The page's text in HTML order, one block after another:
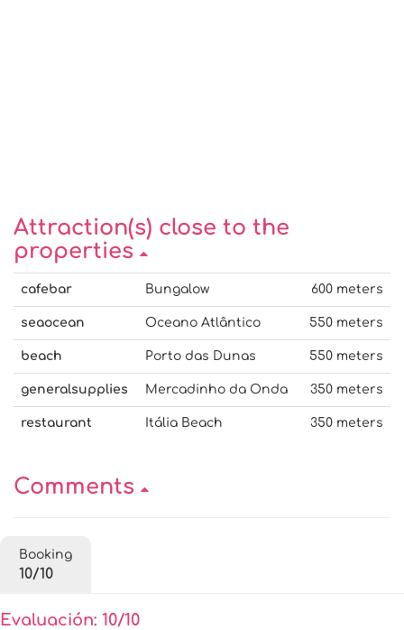
Attraction(s) close to the
properties
cafebar Bungalow 600 meters
seaocean Oceano Atlântico 550 meters
beach Porto das Dunas 550 meters
generalsupplies Mercadinho da Onda 350 meters
restaurant Itália Beach 350 meters
Comments
Booking
10/10
Evaluación: 10/10